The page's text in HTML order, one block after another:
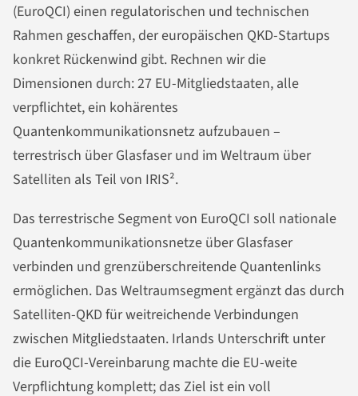
(EuroQCI) einen regulatorischen und technischen
Rahmen geschaffen, der europäischen QKD-Startups
konkret Rückenwind gibt. Rechnen wir die
Dimensionen durch: 27 EU-Mitgliedstaaten, alle
verpflichtet, ein kohärentes
Quantenkommunikationsnetz aufzubauen –
terrestrisch über Glasfaser und im Weltraum über
Satelliten als Teil von IRIS².
Das terrestrische Segment von EuroQCI soll nationale
Quantenkommunikationsnetze über Glasfaser
verbinden und grenzüberschreitende Quantenlinks
ermöglichen. Das Weltraumsegment ergänzt das durch
Satelliten-QKD für weitreichende Verbindungen
zwischen Mitgliedstaaten. Irlands Unterschrift unter
die EuroQCI-Vereinbarung machte die EU-weite
Verpflichtung komplett; das Ziel ist ein voll